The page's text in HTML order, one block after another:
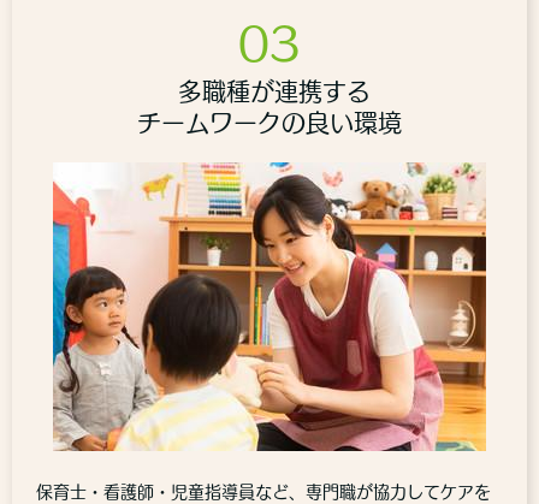
03
多職種が連携する
チームワークの良い環境
保育士・看護師・児童指導員など、専門職が協力してケアを